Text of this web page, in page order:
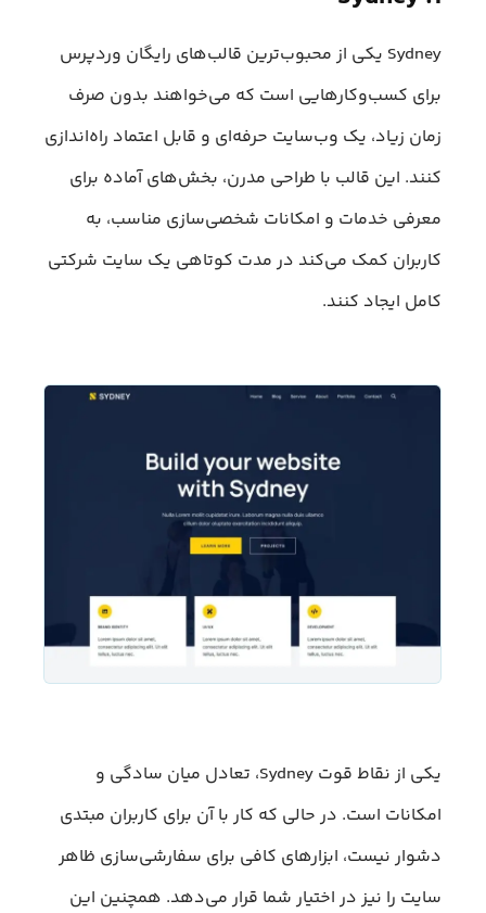
Sydney یکی از محبوب‌ترین قالب‌های رایگان وردپرس
برای کسب‌وکارهایی است که می‌خواهند بدون صرف
زمان زیاد، یک وب‌سایت حرفه‌ای و قابل اعتماد راه‌اندازی
کنند. این قالب با طراحی مدرن، بخش‌های آماده برای
معرفی خدمات و امکانات شخصی‌سازی مناسب، به
کاربران کمک می‌کند در مدت کوتاهی یک سایت شرکتی
کامل ایجاد کنند.
یکی از نقاط قوت Sydney، تعادل میان سادگی و
امکانات است. در حالی که کار با آن برای کاربران مبتدی
دشوار نیست، ابزارهای کافی برای سفارشی‌سازی ظاهر
سایت را نیز در اختیار شما قرار می‌دهد. همچنین این